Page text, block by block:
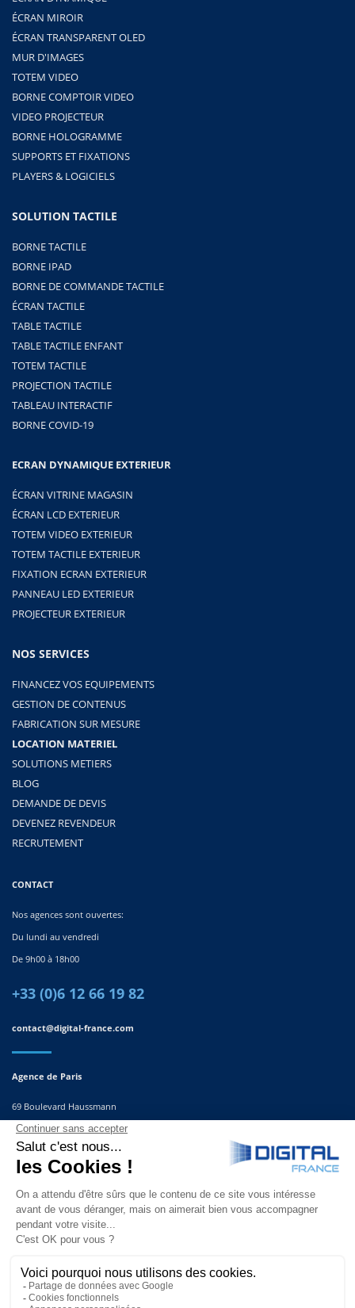
ÉCRAN MIROIR
ÉCRAN TRANSPARENT OLED
MUR D'IMAGES
TOTEM VIDEO
BORNE COMPTOIR VIDEO
VIDEO PROJECTEUR
BORNE HOLOGRAMME
SUPPORTS ET FIXATIONS
PLAYERS & LOGICIELS
SOLUTION TACTILE
BORNE TACTILE
BORNE IPAD
BORNE DE COMMANDE TACTILE
ÉCRAN TACTILE
TABLE TACTILE
TABLE TACTILE ENFANT
TOTEM TACTILE
PROJECTION TACTILE
TABLEAU INTERACTIF
BORNE COVID-19
ECRAN DYNAMIQUE EXTERIEUR
ÉCRAN VITRINE MAGASIN
ÉCRAN LCD EXTERIEUR
TOTEM VIDEO EXTERIEUR
TOTEM TACTILE EXTERIEUR
FIXATION ECRAN EXTERIEUR
PANNEAU LED EXTERIEUR
PROJECTEUR EXTERIEUR
NOS SERVICES
FINANCEZ VOS EQUIPEMENTS
GESTION DE CONTENUS
FABRICATION SUR MESURE
LOCATION MATERIEL
SOLUTIONS METIERS
BLOG
DEMANDE DE DEVIS
DEVENEZ REVENDEUR
RECRUTEMENT
CONTACT
Nos agences sont ouvertes:
Du lundi au vendredi
De 9h00 à 18h00
+33 (0)6 12 66 19 82
contact@digital-france.com
Agence de Paris
69 Boulevard Haussmann
75008, Paris
France
Agence du Sud-Est
291 Rue Albert Caquot
06560 Valbonne